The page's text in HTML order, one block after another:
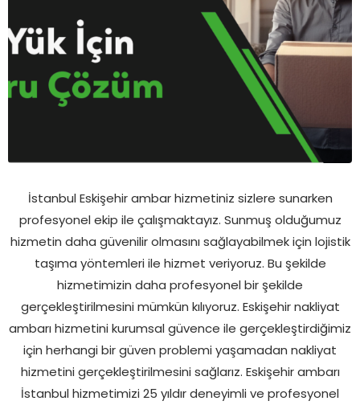
İstanbul Eskişehir ambar hizmetiniz sizlere sunarken
profesyonel ekip ile çalışmaktayız. Sunmuş olduğumuz
hizmetin daha güvenilir olmasını sağlayabilmek için lojistik
taşıma yöntemleri ile hizmet veriyoruz. Bu şekilde
hizmetimizin daha profesyonel bir şekilde
gerçekleştirilmesini mümkün kılıyoruz. Eskişehir nakliyat
ambarı hizmetini kurumsal güvence ile gerçekleştirdiğimiz
için herhangi bir güven problemi yaşamadan nakliyat
hizmetini gerçekleştirilmesini sağlarız. Eskişehir ambarı
İstanbul hizmetimizi 25 yıldır deneyimli ve profesyonel